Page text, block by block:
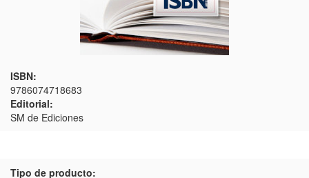
ISBN:
9786074718683
Editorial:
SM de Ediciones
Tipo de producto: